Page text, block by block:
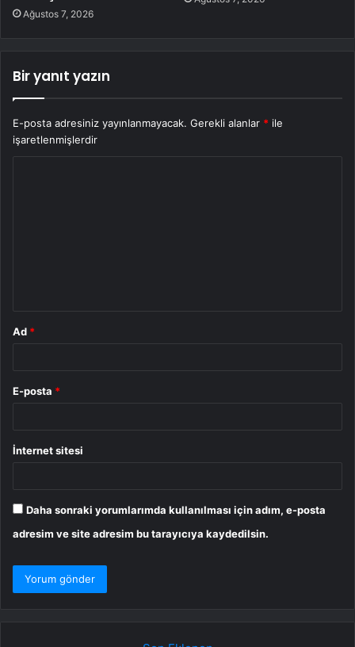
Ağustos 7, 2026
Bir yanıt yazın
E-posta adresiniz yayınlanmayacak. Gerekli alanlar * ile
işaretlenmişlerdir
Ad *
E-posta *
İnternet sitesi
Daha sonraki yorumlarımda kullanılması için adım, e-posta
adresim ve site adresim bu tarayıcıya kaydedilsin.